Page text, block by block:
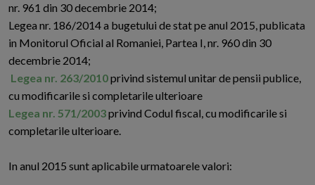
nr. 961 din 30 decembrie 2014;
Legea nr. 186/2014 a bugetului de stat pe anul 2015, publicata
in Monitorul Oficial al Romaniei, Partea I, nr. 960 din 30
decembrie 2014;
Legea nr. 263/2010privind sistemul unitar de pensii publice,
cu modificarile si completarile ulterioare
Legea nr. 571/2003privind Codul fiscal, cu modificarile si
completarile ulterioare.
In anul 2015 sunt aplicabile urmatoarele valori: